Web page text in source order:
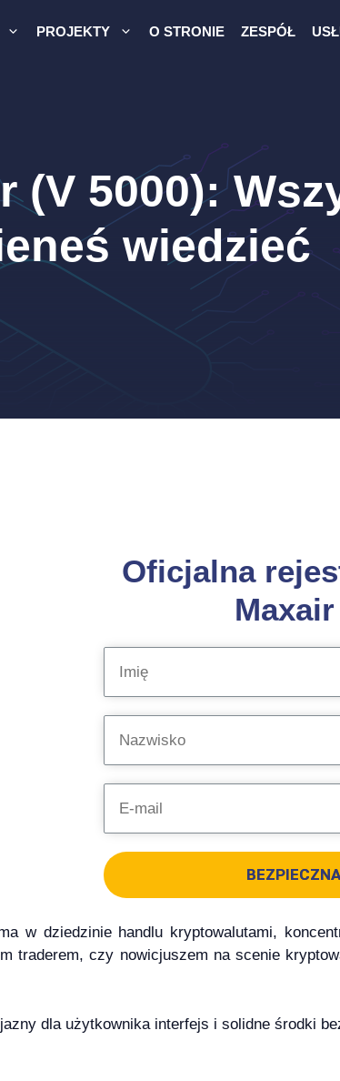
PROJEKTY O STRONIE ZESPÓŁ
(V 5000):
wiedzieć
Oficjalna
w dziedzinie handlu kryptowalutami,
traderem, czy nowicjuszem na scenie
dla użytkownika interfejs i solidne środki